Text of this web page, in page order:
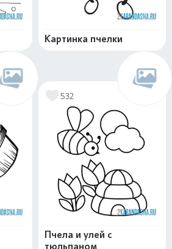
Картинка пчелки
532
Пчела и улей с
тюльпаном